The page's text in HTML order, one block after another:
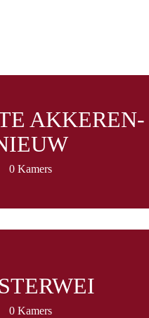
AKKEREN-
0 Kamers
0 Kamers